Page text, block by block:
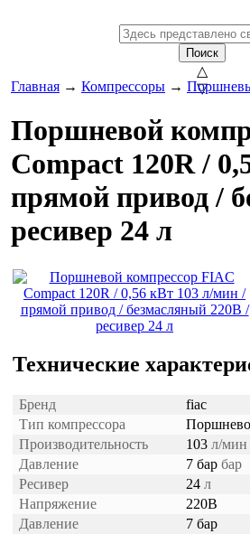
Поиск
△
▽
Главная → Компрессоры →
Поршневой
Compact 120R /
прямой привод /
ресивер 24 л
Технические
Бренд
fiac
Тип компрессора
Производительность
103 л/мин
Давление
7 бар бар
Ресивер
24 л
Напряжение
220В
Давление
7 бар